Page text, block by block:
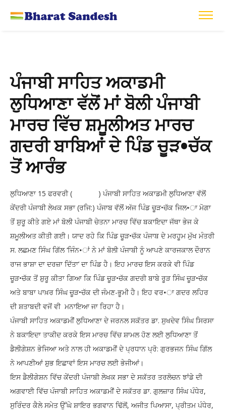
ਪੰਜਾਬੀ ਸਾਹਿਤ ਅਕਾਡਮੀ
ਲੁਧਿਆਣਾ ਵੱਲੋਂ ਮਾਂ ਬੋਲੀ ਪੰਜਾਬੀ
ਮਾਰਚ ਵਿੱਚ ਸ਼ਮੂਲੀਅਤ ਮਾਰਚ
ਗਦਰੀ ਬਾਬਿਆਂ ਦੇ ਪਿੰਡ ਚੂੜ•ਚੱਕ
ਤੋਂ ਆਰੰਭ
ਲੁਧਿਆਣਾ 15 ਫਰਵਰੀ ( ) ਪੰਜਾਬੀ ਸਾਹਿਤ ਅਕਾਡਮੀ ਲੁਧਿਆਣਾ ਵੱਲੋਂ
ਕੇਂਦਰੀ ਪੰਜਾਬੀ ਲੇਖਕ ਸਭਾ (ਰਜਿ:) ਪੰਜਾਬ ਵੱਲੋਂ ਅੱਜ ਪਿੰਡ ਚੂੜ•ਚੱਕ ਜਿਲ•ਾ ਮੋਗਾ
ਤੋਂ ਸ਼ੁਰੂ ਕੀਤੇ ਗਏ ਮਾਂ ਬੋਲੀ ਪੰਜਾਬੀ ਚੇਤਨਾ ਮਾਰਚ ਵਿੱਚ ਬਕਾਇਦਾ ਜੱਥਾ ਭੇਜ ਕੇ
ਸ਼ਮੂਲੀਅਤ ਕੀਤੀ ਗਈ। ਯਾਦ ਰਹੇ ਕਿ ਪਿੰਡ ਚੂੜ•ਚੱਕ ਪੰਜਾਬ ਦੇ ਮਰਹੂਮ ਮੁੱਖ ਮੰਤਰੀ
ਸ. ਲਛਮਣ ਸਿੰਘ ਗਿੱਲ ‘ਜਿੰਨ•ਾਂ ਨੇ ਮਾਂ ਬੋਲੀ ਪੰਜਾਬੀ ਨੂੰ ਆਪਣੇ ਕਾਰਜਕਾਲ ਦੌਰਾਨ
ਰਾਜ ਭਾਸ਼ਾ ਦਾ ਦਰਜ਼ਾ ਦਿੱਤਾ’ ਦਾ ਪਿੰਡ ਹੈ। ਇਹ ਮਾਰਚ ਇਸ ਕਰਕੇ ਵੀ ਪਿੰਡ
ਚੂੜ•ਚੱਕ ਤੋਂ ਸ਼ੁਰੂ ਕੀਤਾ ਗਿਆ ਕਿ ਪਿੰਡ ਚੂੜ•ਚੱਕ ਗਦਰੀ ਬਾਬੇ ਰੂੜ ਸਿੰਘ ਚੂੜ•ਚੱਕ
ਅਤੇ ਬਾਬਾ ਪਾਖ਼ਰ ਸਿੰਘ ਚੂੜ•ਚੱਕ ਦੀ ਜੰਮਣ-ਭੂਮੀ ਹੈ। ਇਹ ਵਰ•ਾ ਗਦਰ ਲਹਿਰ
ਦੀ ਸ਼ਤਾਬਦੀ ਵਜੋਂ ਵੀ ਮਨਾਇਆ ਜਾ ਰਿਹਾ ਹੈ।
ਪੰਜਾਬੀ ਸਾਹਿਤ ਅਕਾਡਮੀਂ ਲੁਧਿਆਣਾ ਦੇ ਜਰਨਲ ਸਕੱਤਰ ਡਾ. ਸੁਖਦੇਵ ਸਿੰਘ ਸਿਰਸਾ
ਨੇ ਬਕਾਇਦਾ ਤਾਕੀਦ ਕਰਕੇ ਇਸ ਮਾਰਚ ਵਿੱਚ ਸ਼ਾਮਲ ਹੋਣ ਲਈ ਲੁਧਿਆਣਾ ਤੋਂ
ਡੈਲੀਗੇਸ਼ਨ ਭੇਜਿਆ ਅਤੇ ਨਾਲ ਹੀ ਅਕਾਡਮੀਂ ਦੇ ਪ੍ਰਧਾਨ ਪ੍ਰੋ: ਗੁਰਭਜਨ ਸਿੰਘ ਗਿੱਲ
ਨੇ ਆਪਣੀਆਂ ਸ਼ੁਭ ਇਛਾਵਾਂ ਇਸ ਮਾਰਚ ਲਈ ਭੇਜੀਆਂ।
ਇਸ ਡੈਲੀਗੇਸ਼ਨ ਵਿੱਚ ਕੇਂਦਰੀ ਪੰਜਾਬੀ ਲੇਖਕ ਸਭਾ ਦੇ ਸਕੱਤਰ ਤਰਲੋਚਨ ਝਾਂਡੇ ਦੀ
ਅਗਵਾਈ ਵਿੱਚ ਪੰਜਾਬੀ ਸਾਹਿਤ ਅਕਾਡਮੀਂ ਦੇ ਸਕੱਤਰ ਡਾ. ਗੁਲਜ਼ਾਰ ਸਿੰਘ ਪੰਧੇਰ,
ਸੁਰਿੰਦਰ ਕੈਲੇ ਸਮੇਤ ਉੱਘੇ ਸ਼ਾਇਰ ਭਗਵਾਨ ਢਿੱਲੋਂ, ਅਜੀਤ ਪਿਆਸਾ, ਪ੍ਰੀਤਮ ਪੰਧੇਰ,